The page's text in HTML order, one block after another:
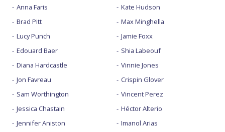
Anna Faris
Brad Pitt
Lucy Punch
Edouard Baer
Diana Hardcastle
Jon Favreau
Sam Worthington
Jessica Chastain
Jennifer Aniston
Kate Hudson
Max Minghella
Jamie Foxx
Shia Labeouf
Vinnie Jones
Crispin Glover
Vincent Perez
Héctor Alterio
Imanol Arias